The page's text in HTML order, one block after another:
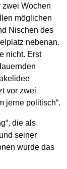
zwei Wochen
möglichen
Nischen des
nebenan.
nicht. Erst
vor zwei
jerne politisch“.
die als
seiner
wurde das